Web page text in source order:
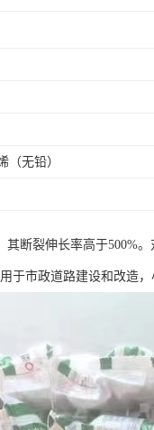
（无铅）
其断裂伸长率高于500%
于市政道路建设和改造